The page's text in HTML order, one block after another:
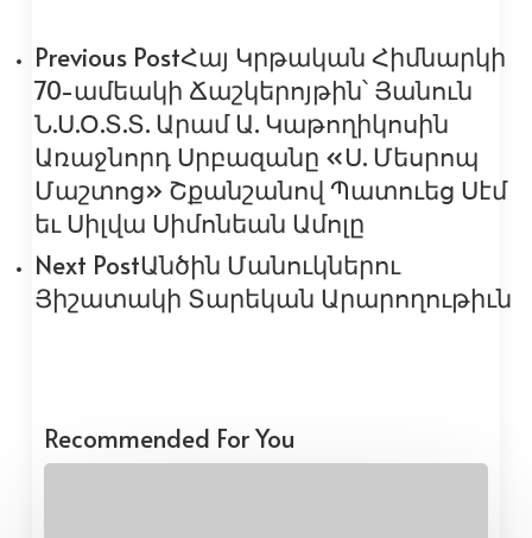
Previous PostՀայ Կրթական Հիմնարկի
70-ամեակի Ճաշկերոյթին՝ Յանուն
Ն.Ս.Օ.Տ.Տ. Արամ Ա. Կաթողիկոսին
Առաջնորդ Սրբազանը «Ս. Մեսրոպ
Մաշտոց» Շքանշանով Պատուեց Սէմ
եւ Սիլվա Սիմոնեան Ամոլը
Next PostԱնծին Մանուկներու
Յիշատակի Տարեկան Արարողութիւն
Recommended For You